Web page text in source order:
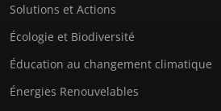
Solutions et Actions
Écologie et Biodiversité
Éducation au changement climatique
Énergies Renouvelables